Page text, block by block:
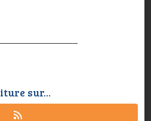
sur...